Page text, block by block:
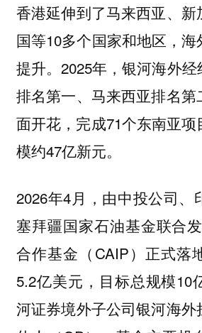
香港延伸到了马来西亚、新
国等10多个国家和地区，
提升。2025年，银河海外
排名第一、马来西亚排名第
面开花，完成71个东南亚
模约47亿新元。
2026年4月，由中投公司、
塞拜疆国家石油基金联合
合作基金（CAIP）正式落
5.2亿美元，目标总规模10
河证券境外子公司银河海外